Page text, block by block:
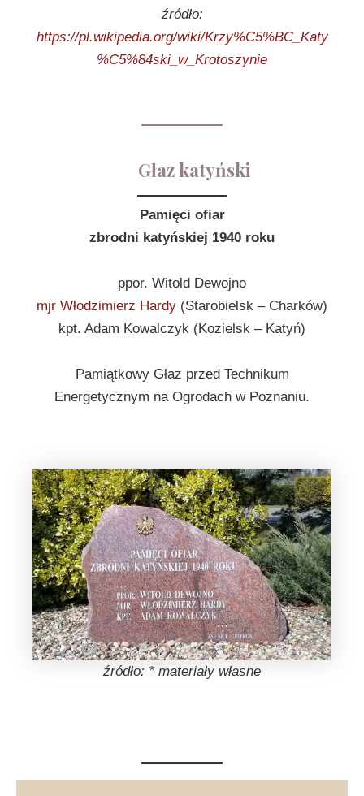
źródło:
https://pl.wikipedia.org/wiki/Krzy%C5%BC_Katy
%C5%84ski_w_Krotoszynie
Głaz katyński
Pamięci ofiar
zbrodni katyńskiej 1940 roku
ppor. Witold Dewojno
mjr Włodzimierz Hardy (Starobielsk – Charków)
kpt. Adam Kowalczyk (Kozielsk – Katyń)
Pamiątkowy Głaz przed Technikum
Energetycznym na Ogrodach w Poznaniu.
źródło: * materiały własne